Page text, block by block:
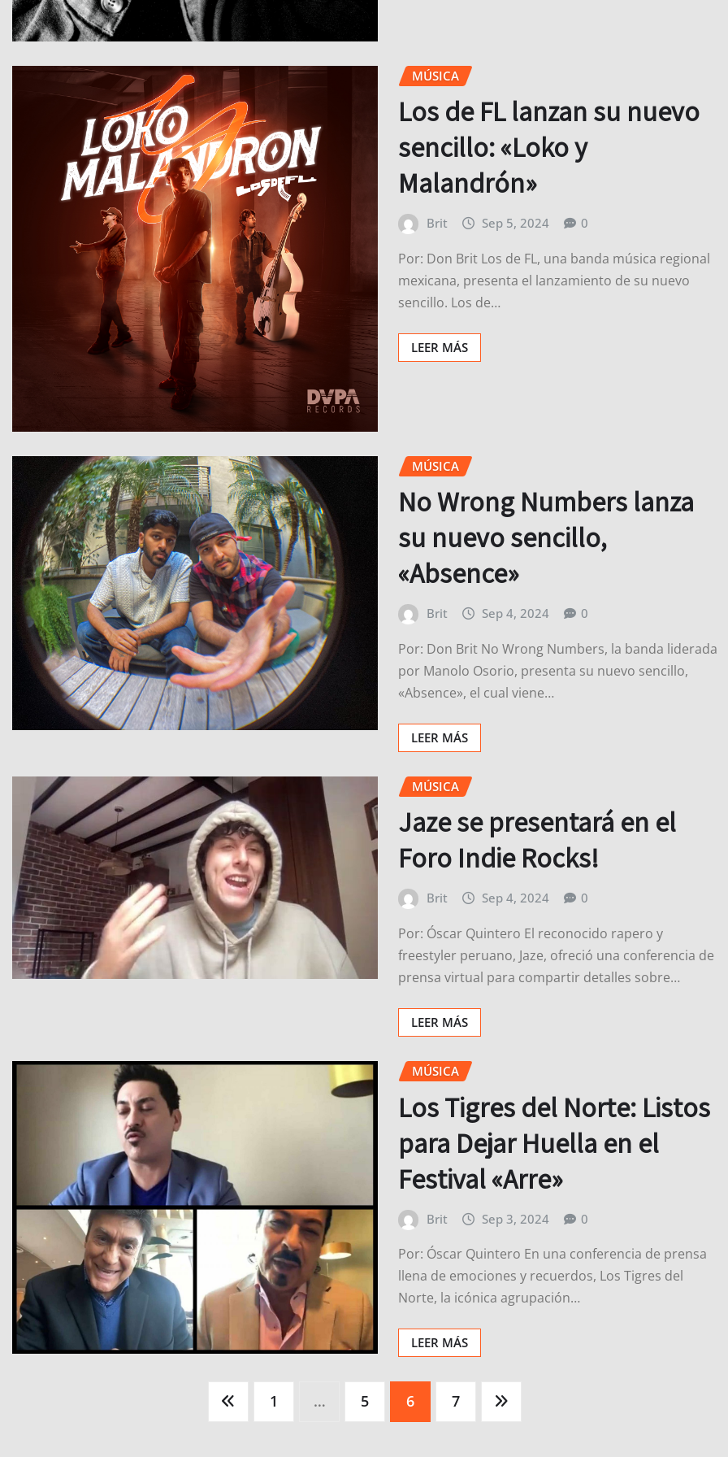
MÚSICA
Los de FL lanzan su nuevo
sencillo: «Loko y
Malandrón»
Brit Sep 5, 2024 0
Por: Don Brit Los de FL, una banda música regional
mexicana, presenta el lanzamiento de su nuevo
sencillo. Los de…
LEER MÁS
MÚSICA
No Wrong Numbers lanza
su nuevo sencillo,
«Absence»
Brit Sep 4, 2024 0
Por: Don Brit No Wrong Numbers, la banda liderada
por Manolo Osorio, presenta su nuevo sencillo,
«Absence», el cual viene…
LEER MÁS
MÚSICA
Jaze se presentará en el
Foro Indie Rocks!
Brit Sep 4, 2024 0
Por: Óscar Quintero El reconocido rapero y
freestyler peruano, Jaze, ofreció una conferencia de
prensa virtual para compartir detalles sobre…
LEER MÁS
MÚSICA
Los Tigres del Norte: Listos
para Dejar Huella en el
Festival «Arre»
Brit Sep 3, 2024 0
Por: Óscar Quintero En una conferencia de prensa
llena de emociones y recuerdos, Los Tigres del
Norte, la icónica agrupación…
LEER MÁS
1 … 5 6 7